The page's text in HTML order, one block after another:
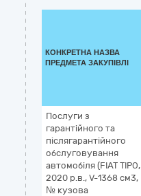
КОНКРЕТНА НАЗВА
ПРЕДМЕТА ЗАКУПІВЛІ
Послуги з
гарантійного та
післягарантійного
обслуговування
автомобіля (FIAT TIPO,
2020 р.в., V-1368 см3,
№ кузова